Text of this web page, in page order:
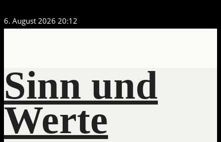
Zum
6. August 2026 20:12
Sinn und
Werte